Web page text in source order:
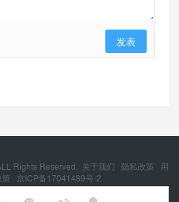
发表
Rights Reserved. 关于我们 隐私政策
用
京ICP备17041489号-2
备 11010502054377号